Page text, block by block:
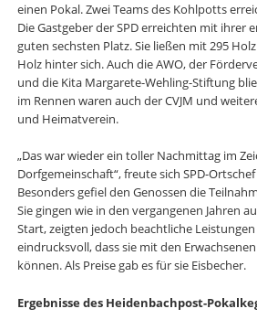
einen Pokal. Zwei Teams des Kohlpotts
Die Gastgeber der SPD erreichten mit ihrer
guten sechsten Platz. Sie ließen mit 295
Holz hinter sich. Auch die AWO, der
und die Kita Margarete-Wehling-Stiftung
im Rennen waren auch der CVJM und
und Heimatverein.
„Das war wieder ein toller Nachmittag im
Dorfgemeinschaft“, freute sich SPD-
Besonders gefiel den Genossen die
Sie gingen wie in den vergangenen Jahren
Start, zeigten jedoch beachtliche
eindrucksvoll, dass sie mit den
können. Als Preise gab es für sie Eisbecher.
Ergebnisse des Heidenbachpost-